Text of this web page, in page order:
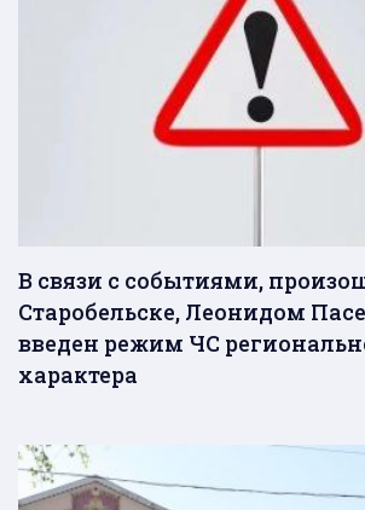
В связи с событиями,
Старобельске, Леонидом
введен режим ЧС
характера